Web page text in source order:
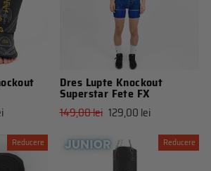
Dres Lupte Knockout
Superstar Fete FX
Pret
149,00 lei Pret
vanzare
129,00 lei
Reducere Reducere